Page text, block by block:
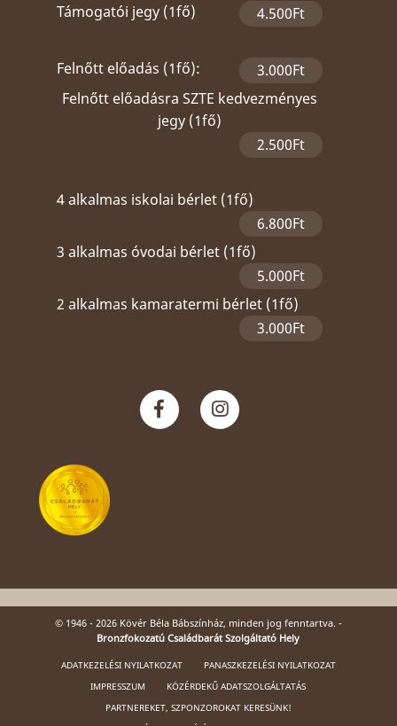
Támogatói jegy (1fő)
4.500Ft
Felnőtt előadás (1fő):
3.000Ft
Felnőtt előadásra SZTE kedvezményes
jegy (1fő)
2.500Ft
4 alkalmas iskolai bérlet (1fő)
6.800Ft
3 alkalmas óvodai bérlet (1fő)
5.000Ft
2 alkalmas kamaratermi bérlet (1fő)
3.000Ft
© 1946 - 2026 Kövér Béla Bábszínház, minden jog fenntartva. -
Bronzfokozatú Családbarát Szolgáltató Hely
ADATKEZELÉSI NYILATKOZAT
PANASZKEZELÉSI NYILATKOZAT
IMPRESSZUM
KÖZÉRDEKŰ ADATSZOLGÁLTATÁS
PARTNEREKET, SZPONZOROKAT KERESÜNK!